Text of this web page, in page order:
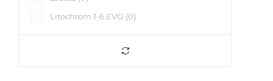
Карамель (8)
Пастельно-синий (3
Litochrom 1-6 EVO (0)